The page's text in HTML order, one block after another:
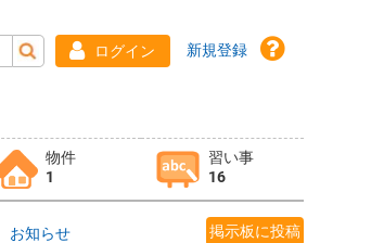
ログイン 新規登録
物件
1
習い事
16
お知らせ 掲示板に投稿